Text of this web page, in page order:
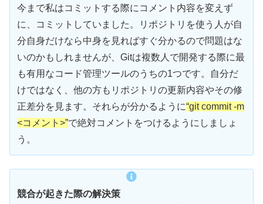
今まで私はコミットする際にコメント内容を変えず
に、コミットしていました。リポジトリを使う人が自
分自身だけなら中身を見ればすぐ分かるので問題はな
いのかもしれませんが、Gitは複数人で開発する際に最
も有用なコード管理ツールのうちの1つです。自分だ
けではなく、他の方もリポジトリの更新内容やその修
正差分を見ます。それらが分かるように“git commit -m
<コメント>”で絶対コメントをつけるようにしましょ
う。
競合が起きた際の解決策